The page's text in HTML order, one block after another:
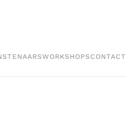
WORKSHOPSCONTACT